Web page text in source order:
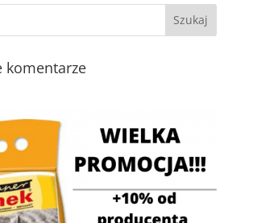
komentarze